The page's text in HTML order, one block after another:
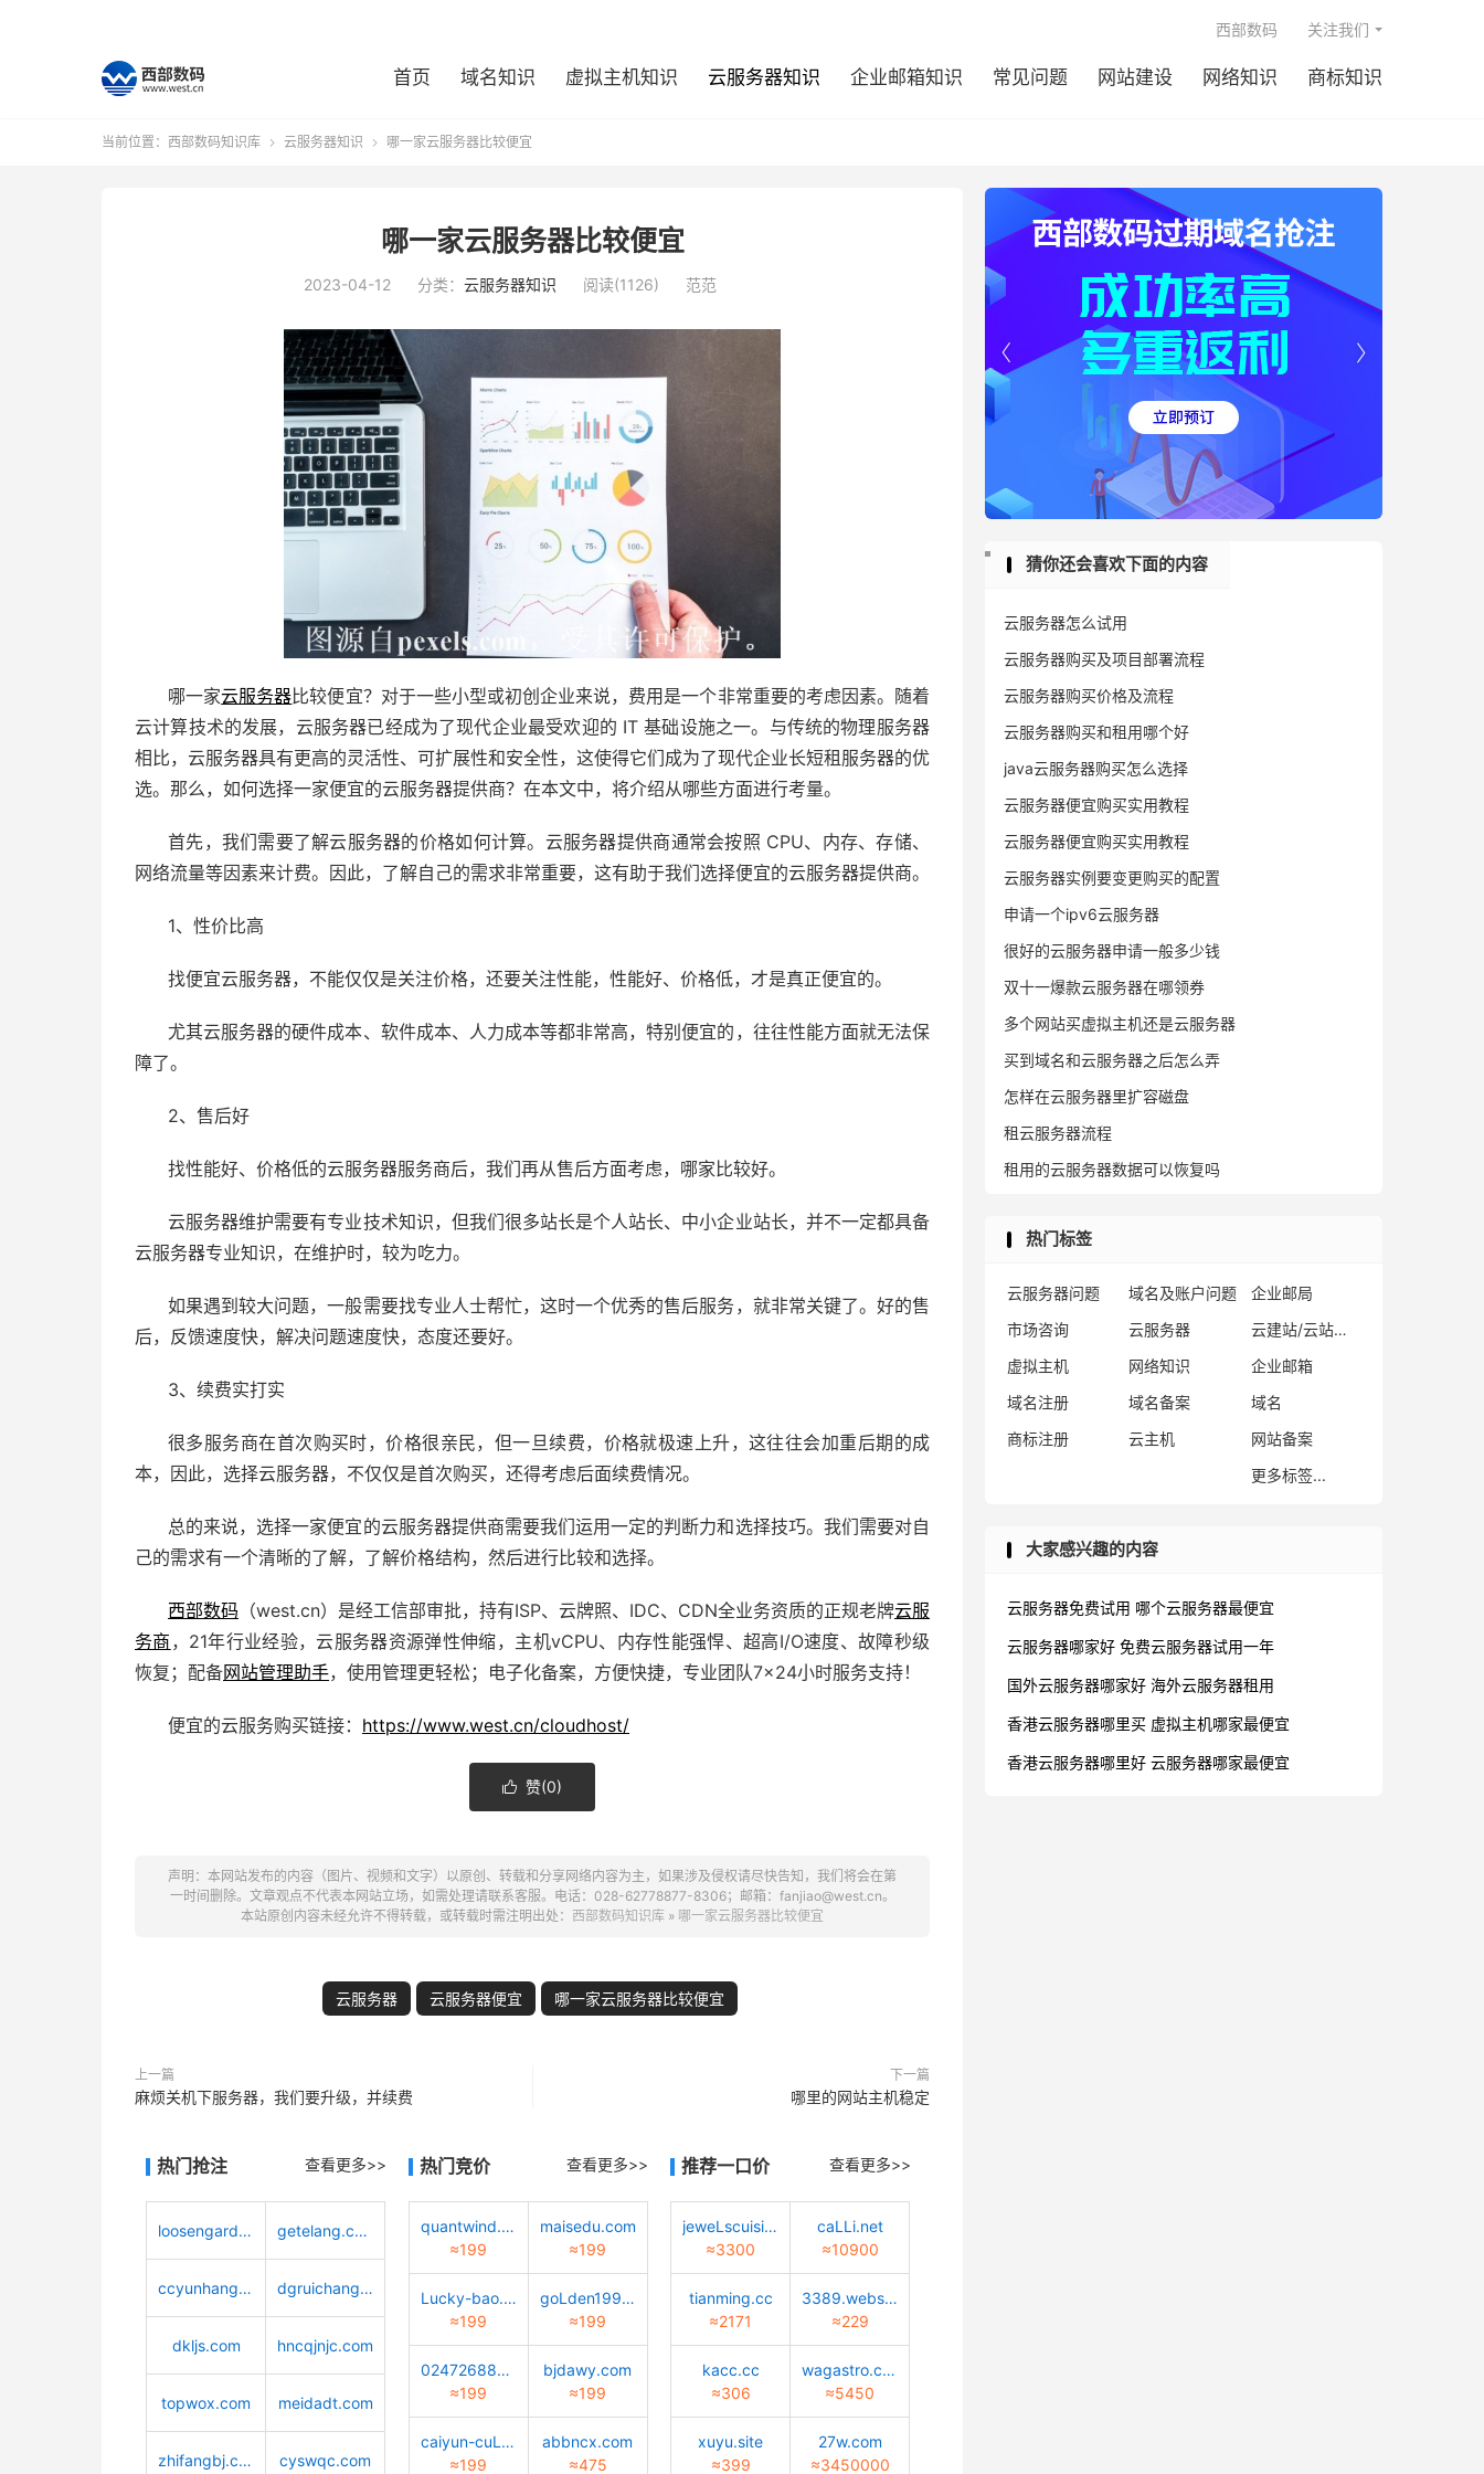
首页 域名知识 虚拟主机知识 云服务器知识 企业邮箱知识 常见问题 网站建设 网络知识 商标知识
西部数码 关注我们
当前位置： 西部数码知识库  云服务器知识  哪一家云服务器比较便宜
哪一家云服务器比较便宜
2023-04-12 分类： 云服务器知识 阅读(1126) 范范
哪一家云服务器比较便宜？对于一些小型或初创企业来说，费用是一个非常重要的考虑因素。随着
云计算技术的发展，云服务器已经成为了现代企业最受欢迎的 IT 基础设施之一。与传统的物理服务器
相比，云服务器具有更高的灵活性、可扩展性和安全性，这使得它们成为了现代企业长短租服务器的优
选。那么，如何选择一家便宜的云服务器提供商？在本文中，将介绍从哪些方面进行考量。
首先，我们需要了解云服务器的价格如何计算。云服务器提供商通常会按照 CPU、内存、存储、
网络流量等因素来计费。因此，了解自己的需求非常重要，这有助于我们选择便宜的云服务器提供商。
1、性价比高
找便宜云服务器，不能仅仅是关注价格，还要关注性能，性能好、价格低，才是真正便宜的。
尤其云服务器的硬件成本、软件成本、人力成本等都非常高，特别便宜的，往往性能方面就无法保
障了。
2、售后好
找性能好、价格低的云服务器服务商后，我们再从售后方面考虑，哪家比较好。
云服务器维护需要有专业技术知识，但我们很多站长是个人站长、中小企业站长，并不一定都具备
云服务器专业知识，在维护时，较为吃力。
如果遇到较大问题，一般需要找专业人士帮忙，这时一个优秀的售后服务，就非常关键了。好的售
后，反馈速度快，解决问题速度快，态度还要好。
3、续费实打实
很多服务商在首次购买时，价格很亲民，但一旦续费，价格就极速上升，这往往会加重后期的成
本，因此，选择云服务器，不仅仅是首次购买，还得考虑后面续费情况。
总的来说，选择一家便宜的云服务器提供商需要我们运用一定的判断力和选择技巧。我们需要对自
己的需求有一个清晰的了解，了解价格结构，然后进行比较和选择。
西部数码 （west.cn）是经工信部审批，持有ISP、云牌照、IDC、CDN全业务资质的正规老牌云服
务商 ，21年行业经验，云服务器资源弹性伸缩，主机vCPU、内存性能强悍、超高I/O速度、故障秒级
恢复；配备网站管理助手，使用管理更轻松；电子化备案，方便快捷，专业团队7×24小时服务支持！
便宜的云服务购买链接： https://www.west.cn/cloudhost/
 赞(0)
声明：本网站发布的内容（图片、视频和文字）以原创、转载和分享网络内容为主，如果涉及侵权请尽快告知，我们将会在第
一时间删除。文章观点不代表本网站立场，如需处理请联系客服。电话：028-62778877-8306；邮箱：fanjiao@west.cn。
本站原创内容未经允许不得转载，或转载时需注明出处： 西部数码知识库 » 哪一家云服务器比较便宜
云服务器 云服务器便宜 哪一家云服务器比较便宜
上一篇
麻烦关机下服务器，我们要升级，并续费
下一篇
哪里的网站主机稳定
热门抢注 查看更多>>
loosengarden.com getelang.com
ccyunhang.com dgruichang.com
dkljs.com hncqjnjc.com
topwox.com meidadt.com
zhifangbj.com cyswqc.com
热门竞价 查看更多>>
quantwind.com
≈199
maisedu.com
≈199
Lucky-bao.top
≈199
goLden1999.com
≈199
02472688888.com
≈199
bjdawy.com
≈199
caiyun-cuLture.com
≈199
abbncx.com
≈475
推荐一口价 查看更多>>
jeweLscuisine.com
≈3300
caLLi.net
≈10900
tianming.cc
≈2171
3389.website
≈229
kacc.cc
≈306
wagastro.com
≈5450
xuyu.site
≈399
27w.com
≈3450000


猜你还会喜欢下面的内容
云服务器怎么试用
云服务器购买及项目部署流程
云服务器购买价格及流程
云服务器购买和租用哪个好
java云服务器购买怎么选择
云服务器便宜购买实用教程
云服务器便宜购买实用教程
云服务器实例要变更购买的配置
申请一个ipv6云服务器
很好的云服务器申请一般多少钱
双十一爆款云服务器在哪领券
多个网站买虚拟主机还是云服务器
买到域名和云服务器之后怎么弄
怎样在云服务器里扩容磁盘
租云服务器流程
租用的云服务器数据可以恢复吗
热门标签
云服务器问题 域名及账户问题
企业邮局
市场咨询
云服务器
云建站/云站群/小程序
虚拟主机
网络知识
企业邮箱
域名注册
域名备案
域名
商标注册
云主机
网站备案
更多标签...
大家感兴趣的内容
云服务器免费试用 哪个云服务器最便宜
云服务器哪家好 免费云服务器试用一年
国外云服务器哪家好 海外云服务器租用
香港云服务器哪里买 虚拟主机哪家最便宜
香港云服务器哪里好 云服务器哪家最便宜